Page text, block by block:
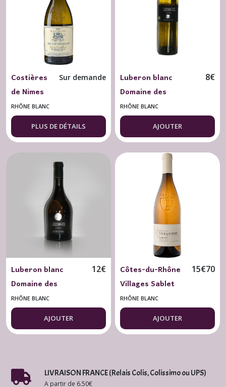
Costières
de Nimes
blanc Bio
2023 Mas
des
Sur demande
RHÔNE BLANC
PLUS DE DÉTAILS
Luberon blanc
Domaine des
Jardinettes 2024
Caprices de Jade BIO
75 cl.
8€
RHÔNE BLANC
AJOUTER
Luberon blanc
Domaine des
Jardinettes 2025
L'Art d'Aimé BIO 75
cl.
12€
RHÔNE BLANC
AJOUTER
Côtes-du-Rhône
Villages Sablet
blanc 2024
Domaine de
Verquière BIO 75
15€70
RHÔNE BLANC
AJOUTER
LIVRAISON FRANCE (Relais Colis, Colissimo ou UPS)
A partir de 6.50€